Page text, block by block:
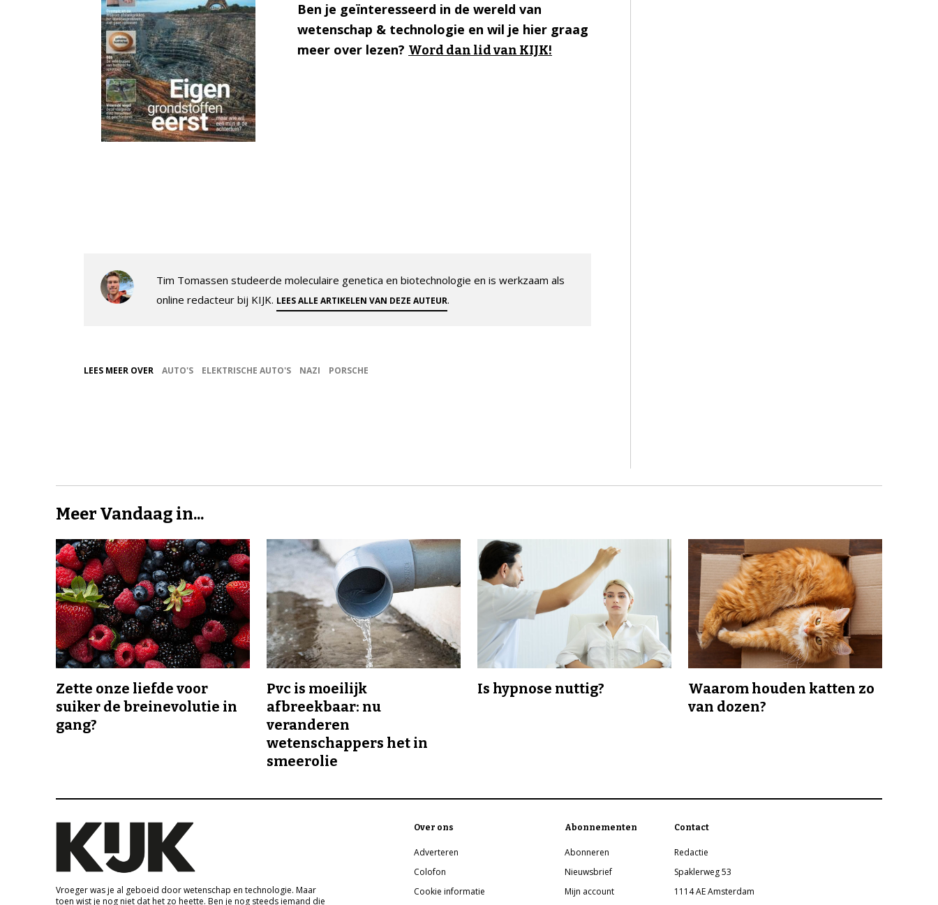
Ben je geïnteresseerd in de wereld van
wetenschap & technologie en wil je hier graag
meer over lezen? Word dan lid van KIJK!
Tim Tomassen studeerde moleculaire genetica en biotechnologie en is werkzaam als
online redacteur bij KIJK. LEES ALLE ARTIKELEN VAN DEZE AUTEUR.
LEES MEER OVER AUTO'S ELEKTRISCHE AUTO'S NAZI PORSCHE
Meer Vandaag in...
Zette onze liefde voor
suiker de breinevolutie in
gang?
Pvc is moeilijk
afbreekbaar: nu
veranderen
wetenschappers het in
smeerolie
Is hypnose nuttig?
Waarom houden katten zo
van dozen?
Vroeger was je al geboeid door wetenschap en technologie. Maar
toen wist je nog niet dat het zo heette. Ben je nog steeds iemand die
Over ons
Adverteren
Colofon
Cookie informatie
Abonnementen
Abonneren
Nieuwsbrief
Mijn account
Contact
Redactie
Spaklerweg 53
1114 AE Amsterdam